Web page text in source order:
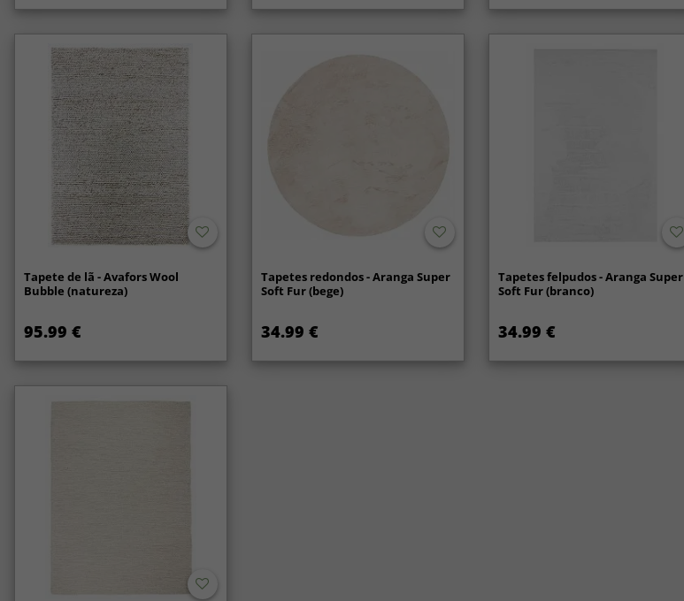
Tapete de lã - Avafors Wool
Bubble (natureza)
95.99 €
Tapetes redondos - Aranga Super
Soft Fur (bege)
34.99 €
Tapetes felpudos - Aranga Super
Soft Fur (branco)
34.99 €